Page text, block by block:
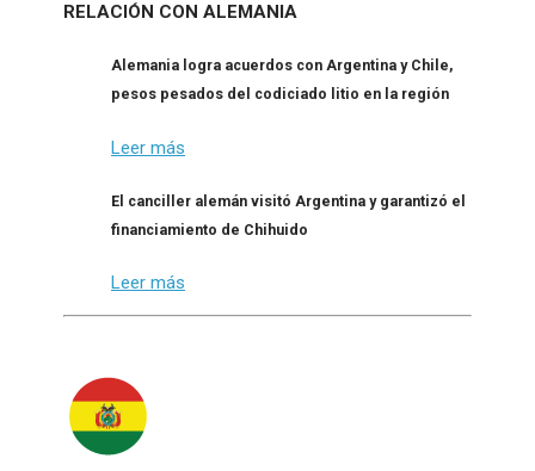
RELACIÓN CON ALEMANIA
Alemania logra acuerdos con Argentina y Chile,
pesos pesados del codiciado litio en la región
Leer más
El canciller alemán visitó Argentina y garantizó el
financiamiento de Chihuido
Leer más